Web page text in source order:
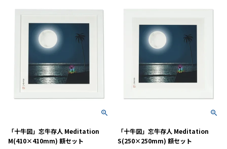
「十牛図」忘牛存人 Meditation
M(410×410mm) 額セット
「十牛図」忘牛存人 Meditation
S(250×250mm) 額セット